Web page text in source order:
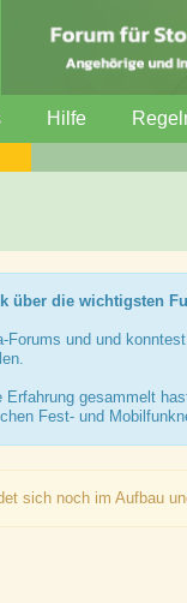
Hilfe
über die wichtigsten
Forums und und
Erfahrung gesammelt
Fest- und
sich noch im Aufbau